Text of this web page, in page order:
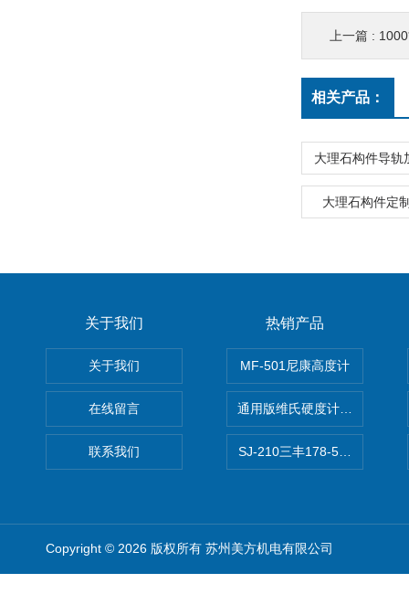
上一篇 :
相关产品：
大理石构件导轨
大理石构件定
关于我们
关于我们
在线留言
联系我们
热销产品
MF-501尼康高度计
通用版维氏硬度计软件 自动
SJ-210三丰178-560-11DC粗
Copyright © 2026 版权所有 苏州美方机电有限公司